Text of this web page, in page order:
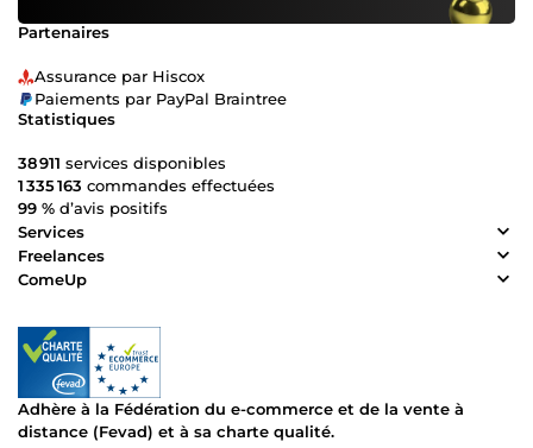
Partenaires
Assurance par Hiscox
Paiements par PayPal Braintree
Statistiques
38 911 services disponibles
1 335 163 commandes effectuées
99 % d’avis positifs
Services
Freelances
ComeUp
Adhère à la Fédération du e-commerce et de la vente à
distance (Fevad) et à sa charte qualité.